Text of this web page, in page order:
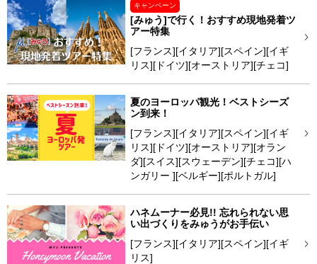
キャンペーン
[みゅう]で行く！おすすめ現地発着ツ
アー特集
[フランス][イタリア][スペイン][イギ
リス][ドイツ][オーストリア][チェコ]
夏のヨーロッパ観光！ベストシーズ
ン到来！
[フランス][イタリア][スペイン][イギ
リス][ドイツ][オーストリア][オラン
ダ][スイス][スウェーデン][チェコ][ハ
ンガリー ][ベルギー][ポルトガル]
ハネムーナー必見!! 忘れられない思
い出づくりをみゅうがお手伝い
[フランス][イタリア][スペイン][イギ
リス]